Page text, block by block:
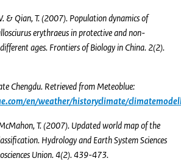
& Qian, T. (2007). Population dynamics of
erythraeus in protective and non-
ages. Frontiers of Biology in China. 2(2).
Chengdu. Retrieved from Meteoblue:
en/weather/historyclimate/
T. (2007). Updated world map of the
Hydrology and Earth System Sciences
Union. 4(2). 439-473.